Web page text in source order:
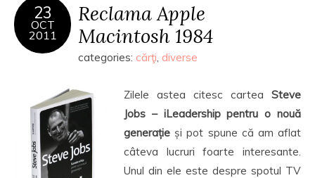
23
OCT
2011
Reclama Apple
Macintosh 1984
categories: cărţi, diverse
Zilele astea citesc cartea Steve
Jobs – iLeadership pentru o nouă
generație și pot spune că am aflat
câteva lucruri foarte interesante.
Unul din ele este despre spotul TV